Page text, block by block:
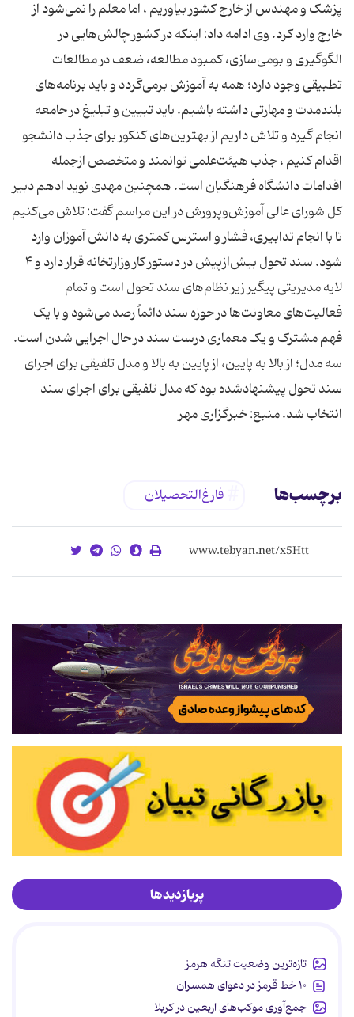
پزشک و مهندس از خارج کشور بیاوریم ، اما معلم را نمی‌شود از
خارج وارد کرد. وی ادامه داد: اینکه در کشور چالش‌هایی در
الگوگیری و بومی‌سازی، کمبود مطالعه، ضعف در مطالعات
تطبیقی وجود دارد؛ همه به آموزش برمی‌گردد و باید برنامه‌های
بلندمدت و مهارتی داشته باشیم. باید تبیین و تبلیغ در جامعه
انجام گیرد و تلاش داریم از بهترین‌های کنکور برای جذب دانشجو
اقدام کنیم ، جذب هیئت‌علمی توانمند و متخصص ازجمله
اقدامات دانشگاه فرهنگیان است. همچنین مهدی نوید ادهم دبیر
کل شورای عالی آموزش‌وپرورش در این مراسم گفت: تلاش می‌کنیم
تا با انجام تدابیری، فشار و استرس کمتری به دانش آموزان وارد
شود. سند تحول بیش‌ازپیش در دستور کار وزارتخانه قرار دارد و ۴
لایه مدیریتی پیگیر زیر نظام‌های سند تحول است و تمام
فعالیت‌های معاونت‌ها در حوزه سند دائماً رصد می‌شود و با یک
فهم مشترک و یک معماری درست سند در حال اجرایی شدن است.
سه مدل؛ از بالا به پایین، از پایین به بالا و مدل تلفیقی برای اجرای
سند تحول پیشنهادشده بود که مدل تلفیقی برای اجرای سند
انتخاب شد. منبع: خبرگزاری مهر
برچسب‌ها فارغ‌التحصیلان
پربازدیدها
تازه‌ترین وضعیت تنگه هرمز
۱۰ خط قرمز در دعوای همسران
جمع‌آوری موکب‌های اربعین در کربلا